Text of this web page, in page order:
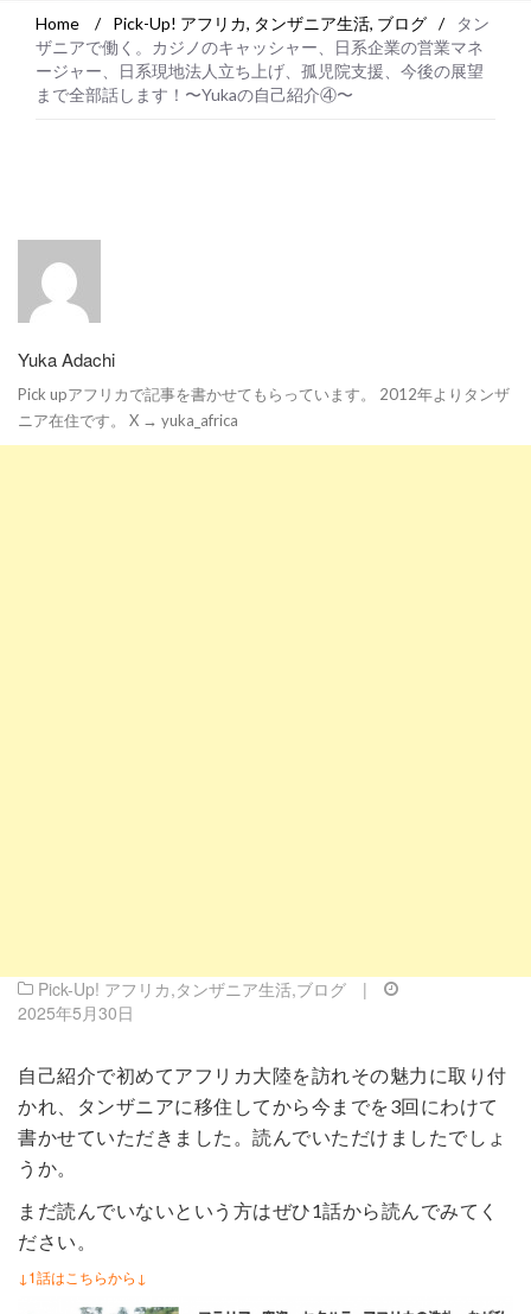
Home / Pick-Up! アフリカ, タンザニア生活, ブログ /
タン
ザニアで働く。カジノのキャッシャー、日系企業の営業マネ
ージャー、日系現地法人立ち上げ、孤児院支援、今後の展望
まで全部話します！〜Yukaの自己紹介④〜
Yuka Adachi
Pick upアフリカで記事を書かせてもらっています。 2012年よりタンザ
ニア在住です。 X → yuka_africa
Pick-Up! アフリカ,タンザニア生活,ブログ
|
2025年5月30日
自己紹介で初めてアフリカ大陸を訪れその魅力に取り付
かれ、タンザニアに移住してから今までを3回にわけて
書かせていただきました。読んでいただけましたでしょ
うか。
まだ読んでいないという方はぜひ1話から読んでみてく
ださい。
↓1話はこちらから↓